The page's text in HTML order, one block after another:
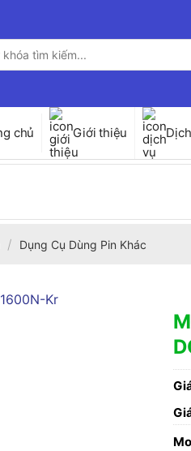
chủ Giới thiệu
/ Dụng Cụ Dùng Pin Khác